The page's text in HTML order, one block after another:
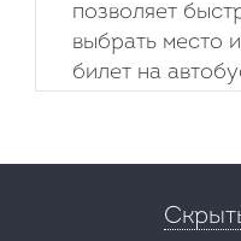
позволяет
выбрать место
билет на